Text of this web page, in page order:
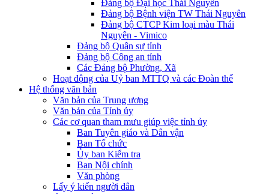
Đảng bộ Đại học Thái Nguyên
Đảng bộ Bệnh viện TW Thái Nguyên
Đảng bộ CTCP Kim loại màu Thái
Nguyên - Vimico
Đảng bộ Quân sự tỉnh
Đảng bộ Công an tỉnh
Các Đảng bộ Phường, Xã
Hoạt động của Uỷ ban MTTQ và các Đoàn thể
Hệ thống văn bản
Văn bản của Trung ương
Văn bản của Tỉnh ủy
Các cơ quan tham mưu giúp việc tỉnh ủy
Ban Tuyên giáo và Dân vận
Ban Tổ chức
Ủy ban Kiểm tra
Ban Nội chính
Văn phòng
Lấy ý kiến người dân